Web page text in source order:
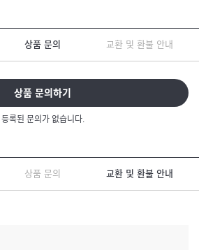
상품 문의 교환 및 환불 안내
상품 문의하기
등록된 문의가 없습니다.
상품 문의 교환 및 환불 안내